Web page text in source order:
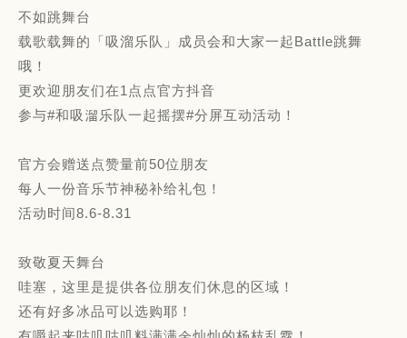
不如跳舞台
载歌载舞的「吸溜乐队」成员会和⼤家⼀起Battle跳舞
哦！
更欢迎朋友们在1点点官方抖⾳
参与#和吸溜乐队⼀起摇摆#分屏互动活动！
官⽅会赠送点赞量前50位朋友
每⼈一份音乐节神秘补给礼包！
活动时间8.6-8.31
致敬夏天舞台
哇塞，这⾥是提供各位朋友们休息的区域！
还有好多冰品可以选购耶！